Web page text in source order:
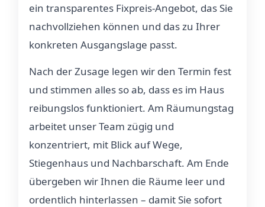
ein transparentes Fixpreis-Angebot, das Sie
nachvollziehen können und das zu Ihrer
konkreten Ausgangslage passt.
Nach der Zusage legen wir den Termin fest
und stimmen alles so ab, dass es im Haus
reibungslos funktioniert. Am Räumungstag
arbeitet unser Team zügig und
konzentriert, mit Blick auf Wege,
Stiegenhaus und Nachbarschaft. Am Ende
übergeben wir Ihnen die Räume leer und
ordentlich hinterlassen – damit Sie sofort